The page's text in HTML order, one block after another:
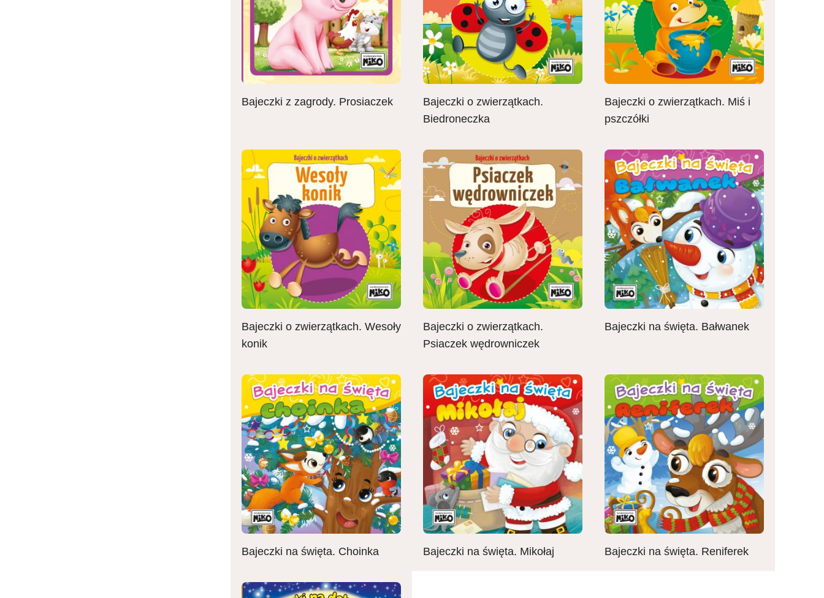
Bajeczki z zagrody. Prosiaczek
Bajeczki o zwierzątkach.
Biedroneczka
Bajeczki o zwierzątkach. Miś i
pszczółki
Bajeczki o zwierzątkach. Wesoły
konik
Bajeczki o zwierzątkach.
Psiaczek wędrowniczek
Bajeczki na święta. Bałwanek
Bajeczki na święta. Choinka Bajeczki na święta. Mikołaj Bajeczki na święta. Reniferek